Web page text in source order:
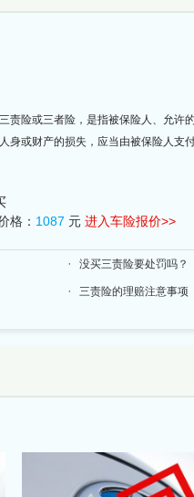
责险或三者险，是指被保险人、允许
身或财产的损失，应当由被保险人支
格： 1087 元 进入车险报价>>
没买三责险要处罚吗？
三责险的理赔注意事项